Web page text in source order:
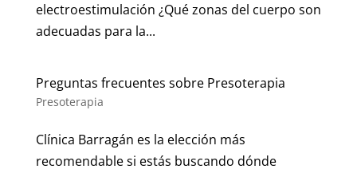
electroestimulación ¿Qué zonas del cuerpo son
adecuadas para la...
Preguntas frecuentes sobre Presoterapia
Presoterapia
Clínica Barragán es la elección más
recomendable si estás buscando dónde